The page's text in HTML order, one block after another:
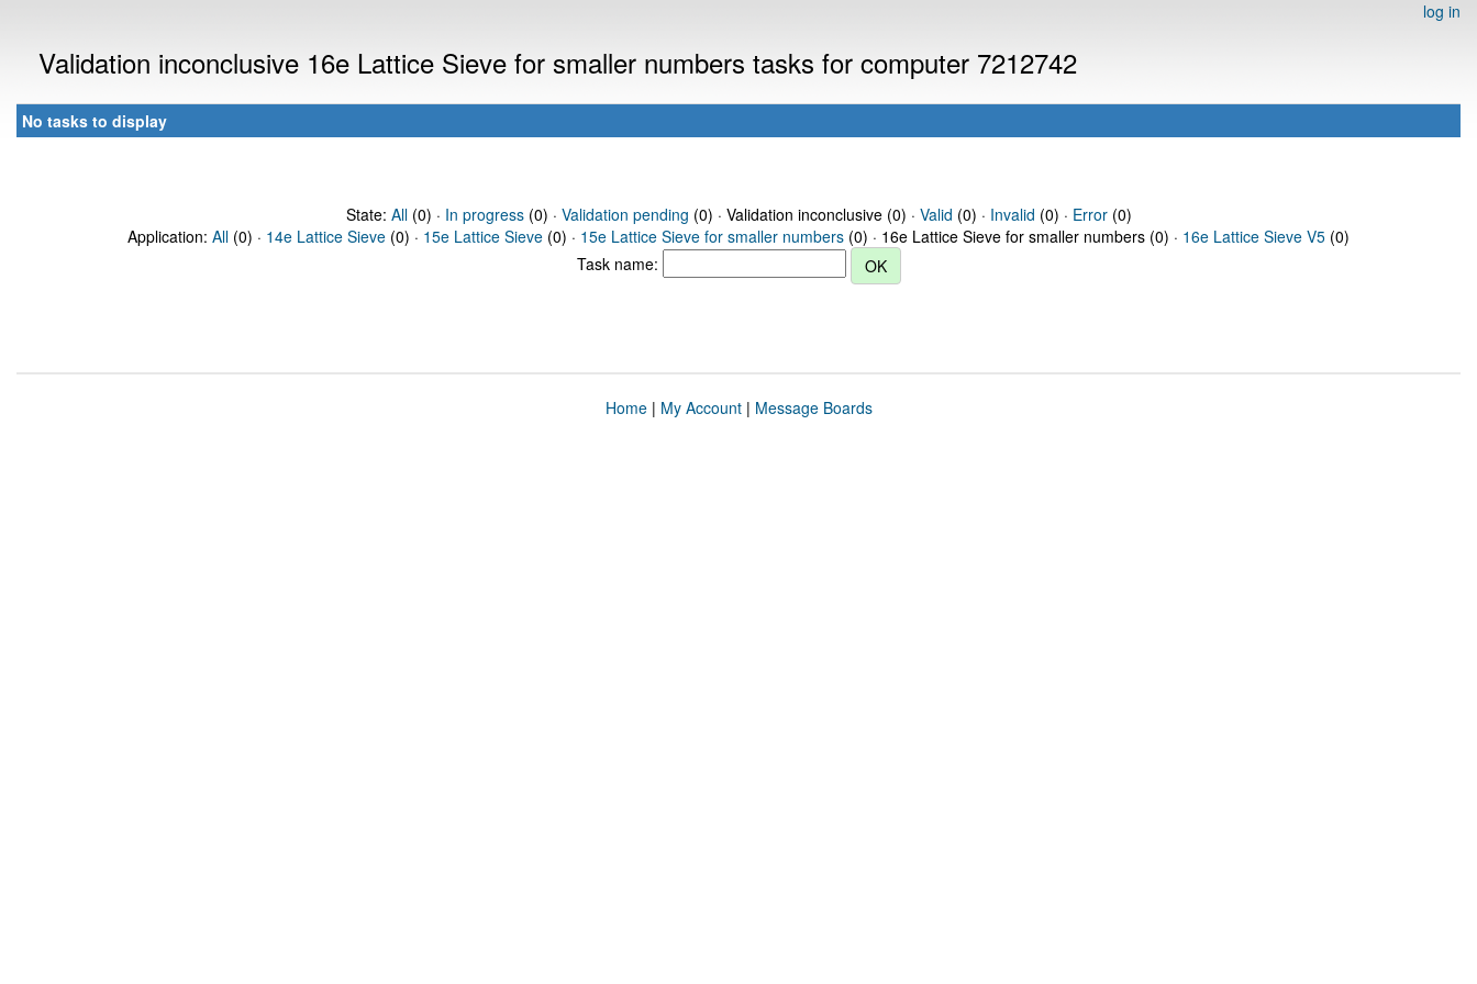
log in
Validation inconclusive 16e Lattice Sieve for smaller numbers tasks for computer 7212742
No tasks to display
State: All(0) · In progress(0) · Validation pending (0) · Validation inconclusive (0) · Valid (0) · Invalid (0) · Error(0)
Application: All (0) · 14e Lattice Sieve (0) · 15e Lattice Sieve (0) · 15e Lattice Sieve for smaller numbers (0) · 16e Lattice Sieve for smaller numbers (0) · 16e Lattice Sieve V5 (0)
Task name:
Home| My Account| Message Boards